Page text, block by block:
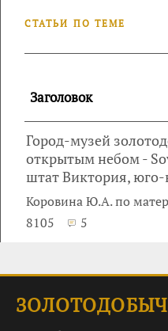
СТАТЬИ ПО ТЕМЕ
Заголовок
Город-музей
открытым небом -
штат Виктория, юго-
Коровина Ю.А. по
8105
5